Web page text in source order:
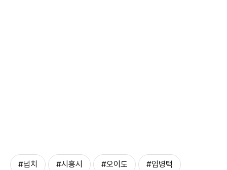
#넙치 #시흥시 #오이도 #임병택